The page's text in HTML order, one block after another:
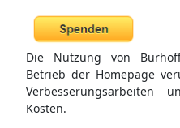
Die Nutzung von
Betrieb der Homepage
Verbesserungsarbeiten
Kosten.